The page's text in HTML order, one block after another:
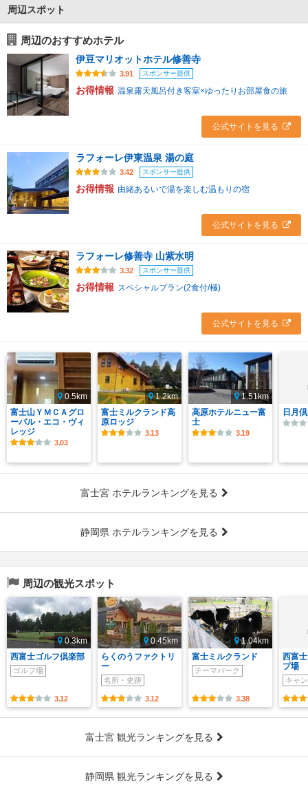
周辺スポット
周辺のおすすめホテル
伊豆マリオットホテル修善寺
3.91 スポンサー提供
お得情報 温泉露天風呂付き客室×ゆったりお部屋食の旅
公式サイトを見る
ラフォーレ伊東温泉 湯の庭
3.42 スポンサー提供
お得情報 由緒あるいで湯を楽しむ温もりの宿
公式サイトを見る
ラフォーレ修善寺 山紫水明
3.32 スポンサー提供
お得情報 スペシャルプラン(2食付/極)
公式サイトを見る
0.5km
富士山ＹＭＣＡグロ
ーバル・エコ・ヴィ
レッジ
3.03
1.2km
富士ミルクランド高
原ロッジ
3.13
1.51km
高原ホテルニュー富
士
3.19
日月
富士宮 ホテルランキングを見る
静岡県 ホテルランキングを見る
周辺の観光スポット
0.3km
西富士ゴルフ倶楽部
ゴルフ場
3.12
0.45km
らくのうファクトリ
ー
名所・史跡
3.12
1.04km
富士ミルクランド
テーマパーク
3.38
西富
プ場
キャ
富士宮 観光ランキングを見る
静岡県 観光ランキングを見る